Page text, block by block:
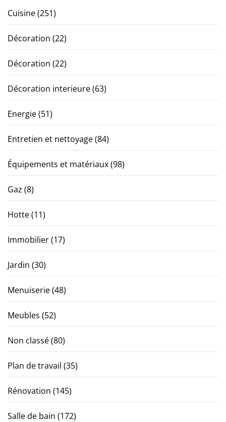
Cuisine(251)
Décoration (22)
Décoration (22)
Décoration interieure(63)
Energie(51)
Entretien et nettoyage(84)
Équipements et matériaux(98)
Gaz (8)
Hotte(11)
Immobilier(17)
Jardin (30)
Menuiserie(48)
Meubles (52)
Non classé(80)
Plan de travail (35)
Rénovation (145)
Salle de bain (172)